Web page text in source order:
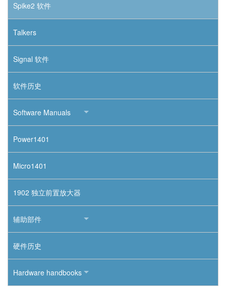
Spike2 软件
Talkers
Signal 软件
软件历史
Software Manuals
Power1401
Micro1401
1902 独立前置放大器
辅助部件
硬件历史
Hardware handbooks